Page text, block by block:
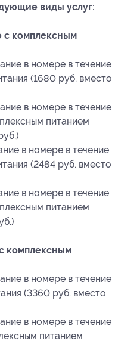
виды услуг:
с комплексным
в номере в течение
(1680 руб. вместо
в номере в течение
питанием
в номере в течение
(2484 руб. вместо
в номере в течение
питанием
комплексным
в номере в течение
(3360 руб. вместо
в номере в течение
питанием